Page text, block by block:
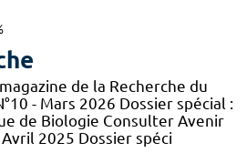
de la Recherche du
- Mars 2026 Dossier spécial :
de Biologie Consulter Avenir
Avril 2025 Dossier spéci